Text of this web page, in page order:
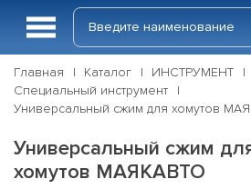
Главная Каталог
ИНСТРУМЕНТ
Специальный инструмент
Универсальный сжим для хомутов
Универсальный сжим
хомутов МАЯКАВТО